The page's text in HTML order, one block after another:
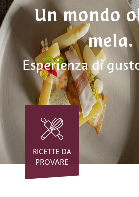
Un mondo
mela.
Esperienza di
RICETTE DA
PROVARE